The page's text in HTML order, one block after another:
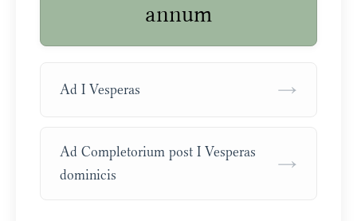
annum
Ad I Vesperas →
Ad Completorium post I Vesperas
dominicis
→